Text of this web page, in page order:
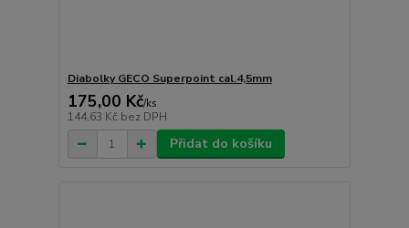
Diabolky GECO Superpoint cal.4,5mm
175,00 Kč/ks
144,63 Kč bez DPH
Přidat do košíku